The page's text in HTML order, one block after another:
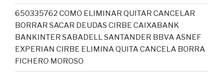
650335762 COMO ELIMINAR QUITAR CANCELAR
BORRAR SACAR DEUDAS CIRBE CAIXABANK
BANKINTER SABADELL SANTANDER BBVA ASNEF
EXPERIAN CIRBE ELIMINA QUITA CANCELA BORRA
FICHERO MOROSO